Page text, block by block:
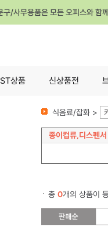
/사무용품은 모든 오피스와 함
상품 신상품전
식음료/잡화 >
종이컵류,디스펜서
총 0개의 상품이